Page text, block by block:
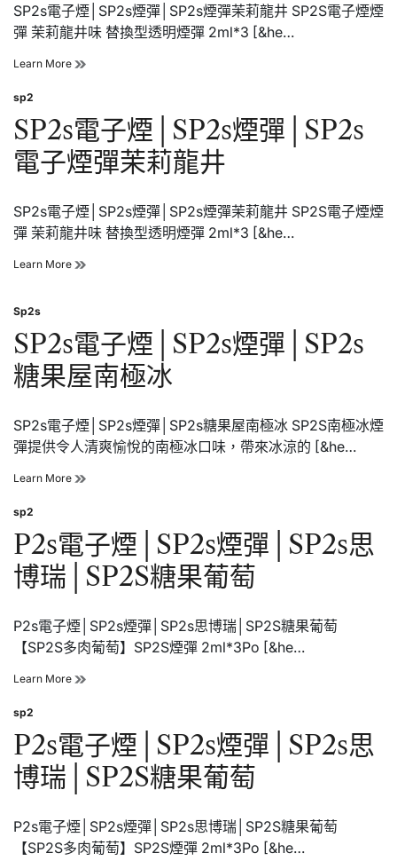
菸
│CHILL
鴨
獸
煙
SP2s電子煙│SP2s煙彈│SP2s煙彈茉莉龍井 SP2S電子煙煙
彈 茉莉龍井味 替換型透明煙彈 2ml*3 [&he…
Learn More SP2s
│SP2s
煙
彈
│SP2s
子
煙
彈
莉
Posted
in
sp2
SP2s電子煙│SP2s煙彈│SP2s
電子煙彈茉莉龍井
SP2s電子煙│SP2s煙彈│SP2s煙彈茉莉龍井 SP2S電子煙煙
彈 茉莉龍井味 替換型透明煙彈 2ml*3 [&he…
Learn More SP2s
煙
│SP2s
電
煙
彈
茉
龍
Posted
in
Sp2s
SP2s電子煙│SP2s煙彈│SP2s
糖果屋南極冰
SP2s電子煙│SP2s煙彈│SP2s糖果屋南極冰 SP2S南極冰煙
彈提供令人清爽愉悅的南極冰口味，帶來冰涼的 [&he…
Learn More SP2s
│SP2s
煙
│SP2s
果
屋
南
冰
Posted
in
sp2
P2s電子煙│SP2s煙彈│SP2s思
博瑞│SP2S糖果葡萄
P2s電子煙│SP2s煙彈│SP2s思博瑞│SP2S糖果葡萄
【SP2S多肉葡萄】SP2S煙彈 2ml*3Po [&he…
Learn More P2s
│SP2s
煙
│SP2s
博
瑞
│SP2S
Posted
in
sp2
P2s電子煙│SP2s煙彈│SP2s思
博瑞│SP2S糖果葡萄
P2s電子煙│SP2s煙彈│SP2s思博瑞│SP2S糖果葡萄
【SP2S多肉葡萄】SP2S煙彈 2ml*3Po [&he…